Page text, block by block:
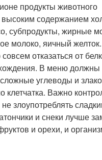
продукты животного
содержанием
субпродукты, жирные
молоко, яичный
отказаться от
В меню должны
углеводы и
клетчатка. Важно
злоупотреблять
и снеки лучше
и орехи, и